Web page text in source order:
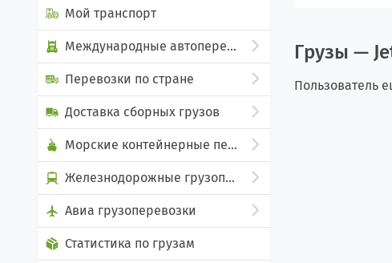
Мой транспорт
Международные автоперевозки
Перевозки по стране
Доставка сборных грузов
Морские контейнерные перевозки
Железнодорожные грузоперевозки
Авиа грузоперевозки
Статистика по грузам
Грузы —
Пользователь